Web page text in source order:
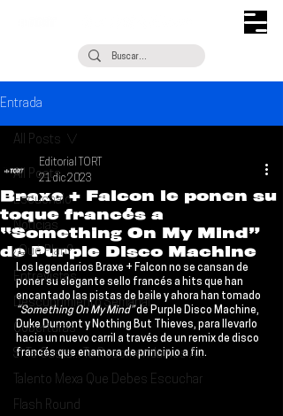
Entrada
All Posts
Escúchalo
Noticias
¿Qué Plan?
Entrevistas
Descubrimiento Semanal
Coberturas
Si Te Gusta... Te Recomendamos A...
Talento Mexa Que Debes Escuchar
Flash Round
All Posts
Braxe + Falcon le ponen su
toque francés a
“Something On My Mind”
de Purple Disco Machine
Editorial TORT
21 dic 2023
Los legendarios Braxe + Falcon no se cansan de
poner su elegante sello francés a hits que han
encantado las pistas de baile y ahora han tomado
“Something On My Mind” de Purple Disco Machine,
Duke Dumont y Nothing But Thieves, para llevarlo
hacia un nuevo carril a través de un remix de disco
francés que enamora de principio a fin.